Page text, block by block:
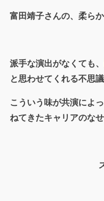
富田靖子さんの、柔ら
派手な演出がなくても、
と思わせてくれる不思
こういう味が共演によ
ねてきたキャリアのなせ